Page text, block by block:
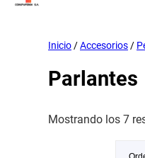
Inicio /Accesorios /
Parlantes
Mostrando los 7